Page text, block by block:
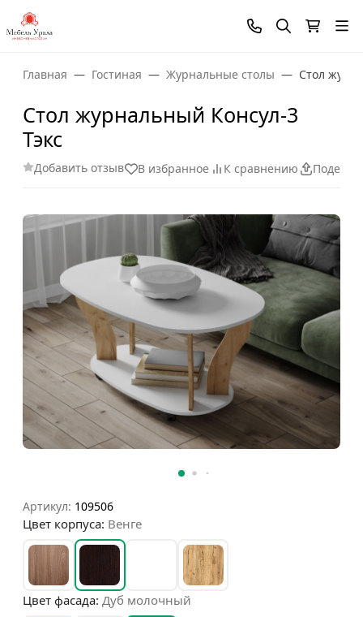
Главная Гостиная Журнальные столы Стол
Стол журнальный Консул-3
Тэкс
Добавить отзыв В избранное К сравнению
Артикул: 109506
Цвет корпуса: Венге
Цвет фасада: Дуб молочный